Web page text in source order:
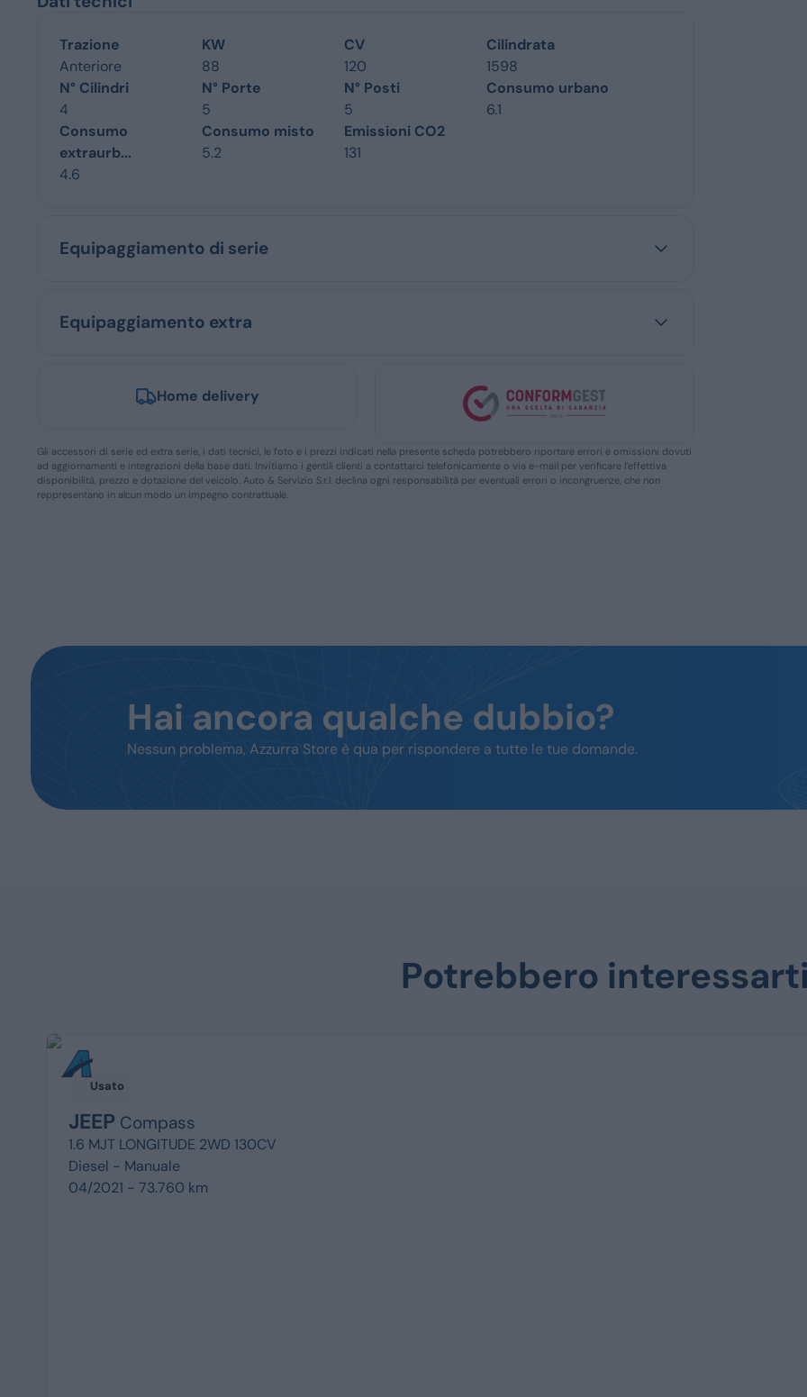
Trazione
Anteriore
KW
88
CV
120
Cilindrata
1598
N° Cilindri
4
N° Porte
5
N° Posti
5
Consumo urbano
6.1
Consumo
extraurb...
4.6
Consumo misto
5.2
Emissioni CO2
131
Equipaggiamento di serie
Equipaggiamento extra
Home delivery
Gli accessori di serie ed extra serie, i dati tecnici, le foto e i prezzi indicati nella presente scheda potrebbero riportare errori e omissioni dovuti
ad aggiornamenti e integrazioni della base dati. Invitiamo i gentili clienti a contattarci telefonicamente o via e-mail per verificare l’effettiva
disponibilità, prezzo e dotazione del veicolo. Auto & Servizio S.r.l. declina ogni responsabilità per eventuali errori o incongruenze, che non
reppresentano in alcun modo un impegno contrattuale.
Hai ancora qualche dubbio?
Nessun problema, Azzurra Store è qua per rispondere a tutte le tue domande.
Potrebbero
Usato
JEEP Compass
1.6 MJT LONGITUDE 2WD 130CV
Diesel - Manuale
04/2021 - 73.760 km